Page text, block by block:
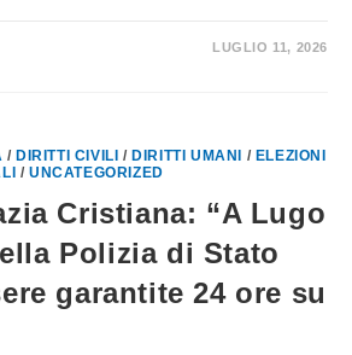
LUGLIO 11, 2026
/ DIRITTI CIVILI / DIRITTI UMANI / ELEZIONI
/UNCATEGORIZED
Cristiana: “A Lugo
Polizia di Stato
garantite 24 ore su